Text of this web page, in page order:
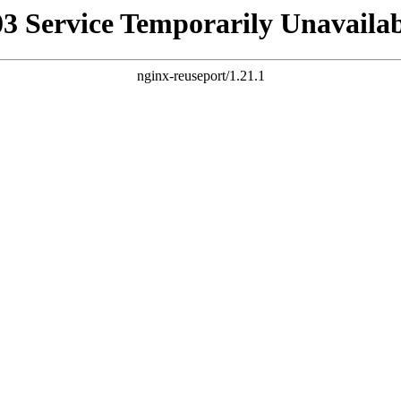
Service Temporarily
nginx-reuseport/1.21.1